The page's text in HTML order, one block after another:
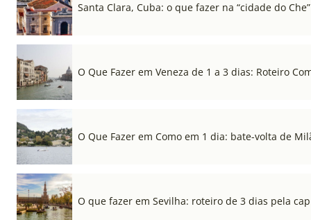
Santa Clara, Cuba: o que fazer na “cidade do Che”
O Que Fazer em Veneza de 1 a 3 dias: Roteiro
O Que Fazer em Como em 1 dia: bate-volta de
O que fazer em Sevilha: roteiro de 3 dias pela